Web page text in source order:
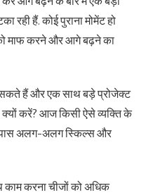
हैं. कोई पुराना मोमेंट हो
माफ करने और आगे बढ़ने का
हैं और एक साथ बड़े प्रोजेक्ट
करें? आज किसी ऐसे व्यक्ति के
अलग-अलग स्किल्स और
करना चीजों को अधिक